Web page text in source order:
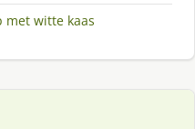
met witte kaas